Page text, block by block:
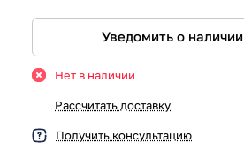
Уведомить о наличии
Нет в наличии
Рассчитать доставку
Получить консультацию